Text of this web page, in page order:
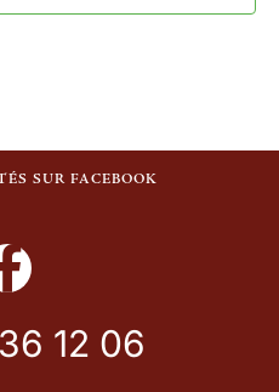
SUR FACEBOOK
12 06